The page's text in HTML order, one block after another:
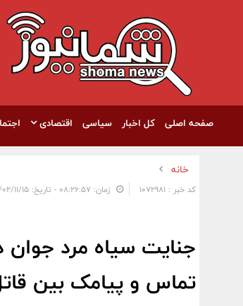
صفحه اصلی کل اخبار سیاسی اقتصادی
خانه
کد خبر : 1072981 زمان: ۰۸:۲۶:۵۷ - تاریخ: ۱۴۰۲/۱۱/۱۵
تماس و پیامک بین